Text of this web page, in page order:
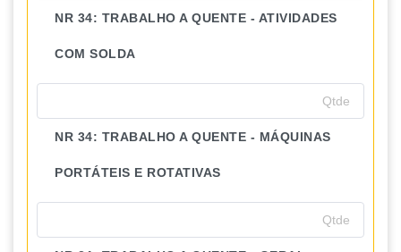
NR 34: TRABALHO A QUENTE - ATIVIDADES
COM SOLDA
NR 34: TRABALHO A QUENTE - MÁQUINAS
PORTÁTEIS E ROTATIVAS